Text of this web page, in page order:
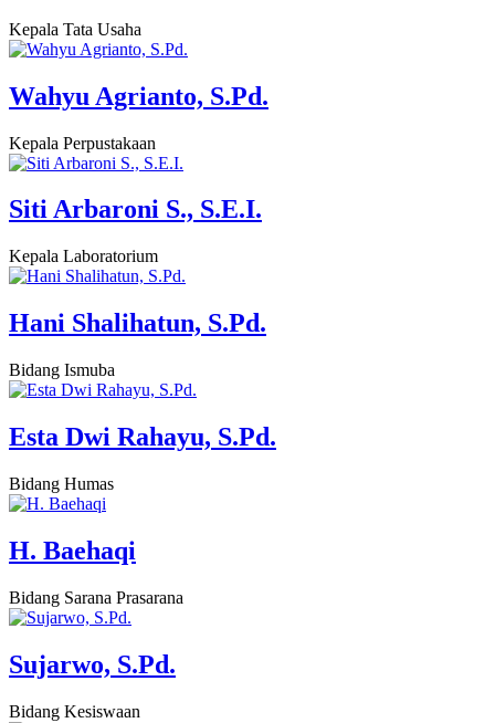
Kepala Tata Usaha
Wahyu Agrianto, S.Pd.
Kepala Perpustakaan
Siti Arbaroni S., S.E.I.
Kepala Laboratorium
Hani Shalihatun, S.Pd.
Bidang Ismuba
Esta Dwi Rahayu, S.Pd.
Bidang Humas
H. Baehaqi
Bidang Sarana Prasarana
Sujarwo, S.Pd.
Bidang Kesiswaan